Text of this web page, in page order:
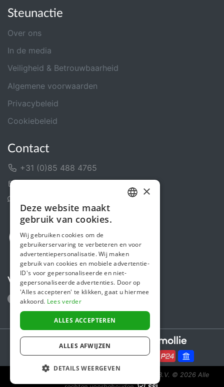
Steunactie
Over ons
In de media
Veiligheid & Betrouwbaarheid
Algemene voorwaarden
Privacybeleid
Cookiebeleid
Contact
+31 (0)85 488 4765
Volg ons
Secure payments powered by
Steunactie is een initiatief van Sponsor Europe B.V. © 2026 Alle
ENGLISH
×
Deze website maakt
gebruik van cookies.
Wij gebruiken cookies om de
gebruikerservaring te verbeteren en voor
advertentiepersonalisatie. Wij maken
gebruik van cookies en mobiele advertentie-
ID's voor gepersonaliseerde en niet-
gepersonaliseerde advertenties. Door op
'Alles accepteren' te klikken, gaat u hiermee
akkoord. Lees verder
ALLES ACCEPTEREN
ALLES AFWIJZEN
DETAILS WEERGEVEN